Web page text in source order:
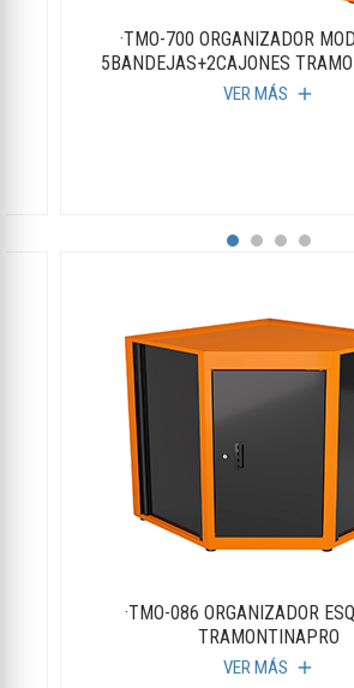
·TMO-700 ORGANIZADOR
5BANDEJAS+2CAJONES
VER MÁS add
·TMO-086 ORGANIZADOR
TRAMONTINAPRO
VER MÁS add